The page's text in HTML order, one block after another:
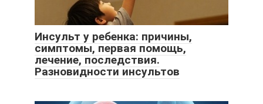
Инсульт у ребенка: причины,
симптомы, первая помощь,
лечение, последствия.
Разновидности инсультов